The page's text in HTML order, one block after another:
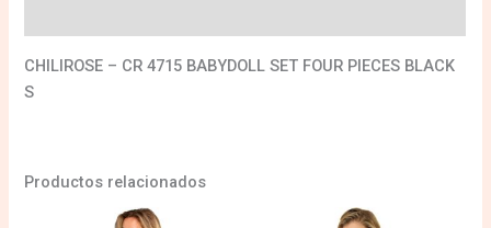
CHILIROSE – CR 4715 BABYDOLL SET FOUR PIECES BLACK
S
Productos relacionados